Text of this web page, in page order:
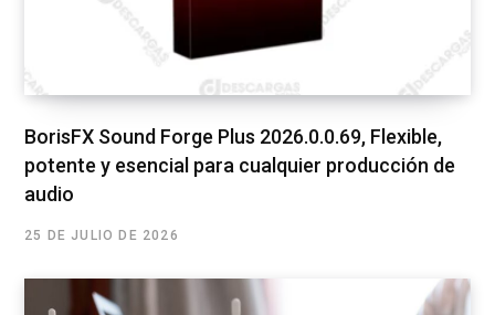
BorisFX Sound Forge Plus 2026.0.0.69, Flexible,
potente y esencial para cualquier producción de
audio
25 DE JULIO DE 2026